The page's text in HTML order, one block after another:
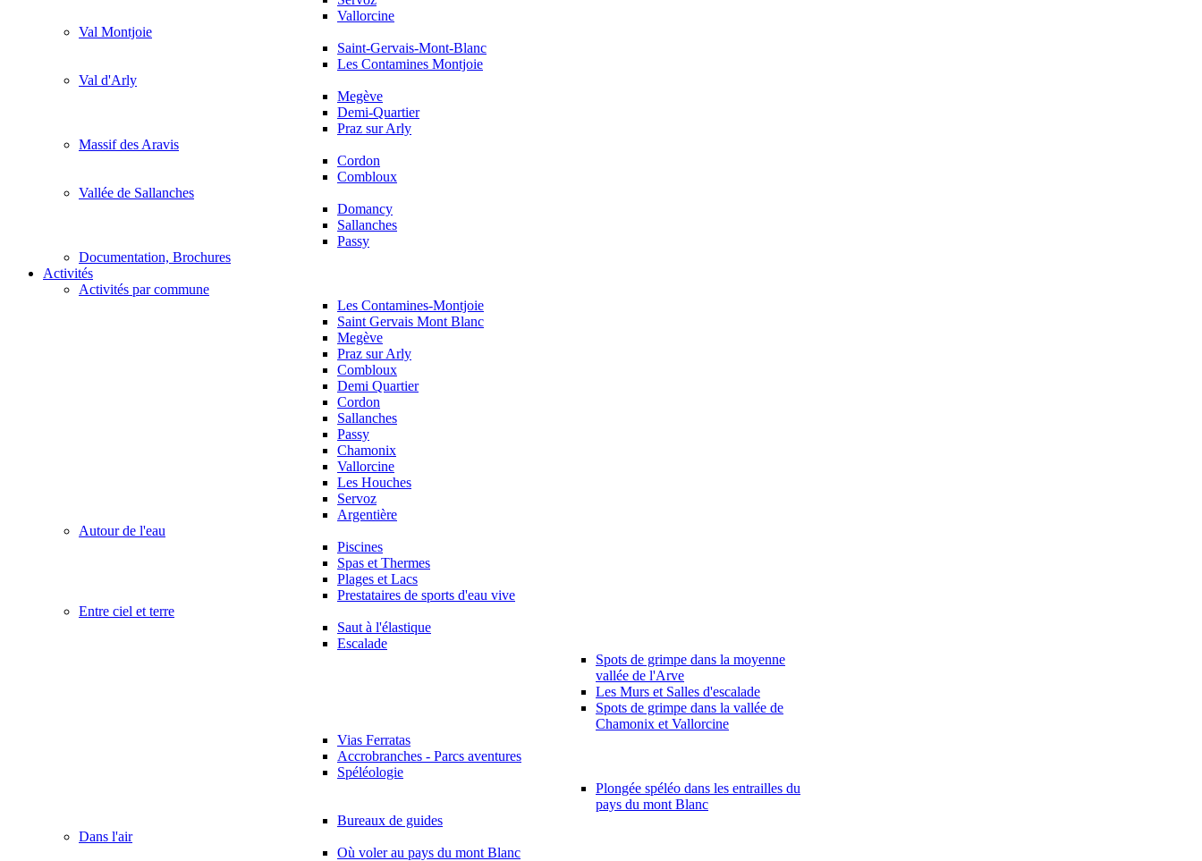
Vallorcine
Val Montjoie
Saint-Gervais-Mont-Blanc
Les Contamines Montjoie
Val d'Arly
Megève
Demi-Quartier
Praz sur Arly
Massif des Aravis
Cordon
Combloux
Vallée de Sallanches
Domancy
Sallanches
Passy
Documentation, Brochures
Activités
Activités par commune
Les Contamines-Montjoie
Saint Gervais Mont Blanc
Megève
Praz sur Arly
Combloux
Demi Quartier
Cordon
Sallanches
Passy
Chamonix
Vallorcine
Les Houches
Servoz
Argentière
Autour de l'eau
Piscines
Spas et Thermes
Plages et Lacs
Prestataires de sports d'eau vive
Entre ciel et terre
Saut à l'élastique
Escalade
Spots de grimpe dans la moyenne
vallée de l'Arve
Les Murs et Salles d'escalade
Spots de grimpe dans la vallée de
Chamonix et Vallorcine
Vias Ferratas
Accrobranches - Parcs aventures
Spéléologie
Plongée spéléo dans les entrailles du
pays du mont Blanc
Bureaux de guides
Dans l'air
Où voler au pays du mont Blanc